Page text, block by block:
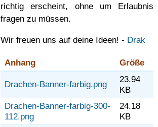
richtig erscheint, ohne um Erlaubnis
fragen zu müssen.
Wir freuen uns auf deine Ideen! - Drak
Anhang Größe
Drachen-Banner-farbig.png
23.94
KB
Drachen-Banner-farbig-300-
112.png
24.18
KB